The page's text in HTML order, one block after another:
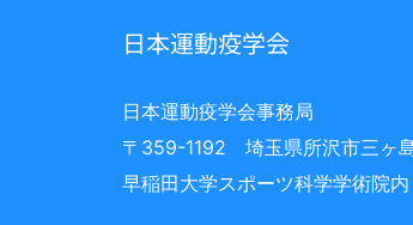
日本運動疫学会
日本運動疫学会事務局
〒359-1192 埼玉県所沢市三ヶ
早稲田大学スポーツ科学学術院内